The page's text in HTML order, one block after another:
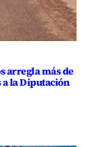
arregla más de
la Diputación